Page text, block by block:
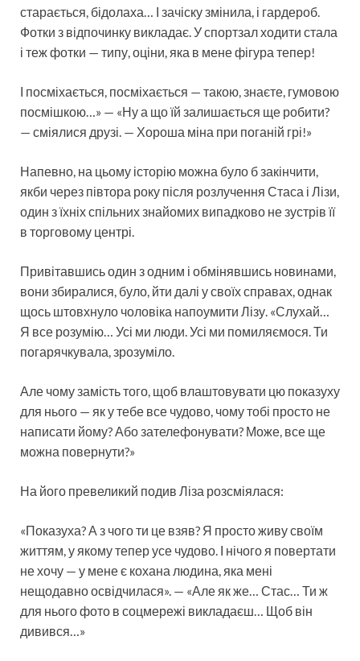
старається, бідолаха… І зачіску змінила, і гардероб.
Фотки з відпочинку викладає. У спортзал ходити стала
і теж фотки — типу, оціни, яка в мене фігура тепер!
І посміхається, посміхається — такою, знаєте, гумовою
посмішкою…» — «Ну а що їй залишається ще робити?
— сміялися друзі. — Хороша міна при поганій грі!»
Напевно, на цьому історію можна було б закінчити,
якби через півтора року після розлучення Стаса і Лізи,
один з їхніх спільних знайомих випадково не зустрів її
в торговому центрі.
Привітавшись один з одним і обмінявшись новинами,
вони збиралися, було, йти далі у своїх справах, однак
щось штовхнуло чоловіка напоумити Лізу. «Слухай…
Я все розумію… Усі ми люди. Усі ми помиляємося. Ти
погарячкувала, зрозуміло.
Але чому замість того, щоб влаштовувати цю показуху
для нього — як у тебе все чудово, чому тобі просто не
написати йому? Або зателефонувати? Може, все ще
можна повернути?»
На його превеликий подив Ліза розсміялася:
«Показуха? А з чого ти це взяв? Я просто живу своїм
життям, у якому тепер усе чудово. І нічого я повертати
не хочу — у мене є кохана людина, яка мені
нещодавно освідчилася». — «Але як же… Стас… Ти ж
для нього фото в соцмережі викладаєш… Щоб він
дивився…»